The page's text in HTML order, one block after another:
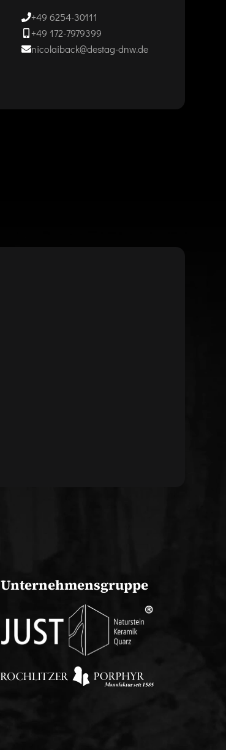
+49 6254-30111
+49 172-7979399
nicolaiback@destag-dnw.de
Unternehmensgruppe